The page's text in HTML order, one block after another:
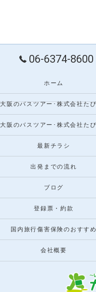
06-6374-8600
ホーム
最新チラシ
出発までの流れ
ブログ
登録票・約款
国内旅行傷害保険のおすすめ
会社概要